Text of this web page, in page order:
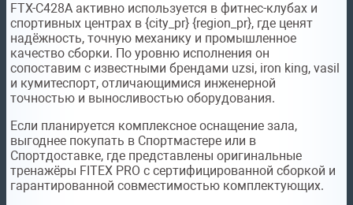
FTX-C428A активно используется в фитнес-клубах и
спортивных центрах в {city_pr} {region_pr}, где ценят
надёжность, точную механику и промышленное
качество сборки. По уровню исполнения он
сопоставим с известными брендами uzsi, iron king, vasil
и кумитеспорт, отличающимися инженерной
точностью и выносливостью оборудования.
Если планируется комплексное оснащение зала,
выгоднее покупать в Спортмастере или в
Спортдоставке, где представлены оригинальные
тренажёры FITEX PRO с сертифицированной сборкой и
гарантированной совместимостью комплектующих.